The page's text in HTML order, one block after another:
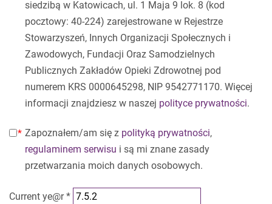
siedzibą w Katowicach, ul. 1 Maja 9 lok. 8 (kod
pocztowy: 40-224) zarejestrowane w Rejestrze
Stowarzyszeń, Innych Organizacji Społecznych i
Zawodowych, Fundacji Oraz Samodzielnych
Publicznych Zakładów Opieki Zdrowotnej pod
numerem KRS 0000645298, NIP 9542771170. Więcej
informacji znajdziesz w naszej polityce prywatności.
Zapoznałem/am się z polityką prywatności,
regulaminem serwisu i są mi znane zasady
przetwarzania moich danych osobowych.
Current ye@r*